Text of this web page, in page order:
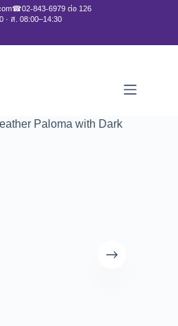
☎02-843-6979 ต่อ 126
· ส. 08:00–14:30